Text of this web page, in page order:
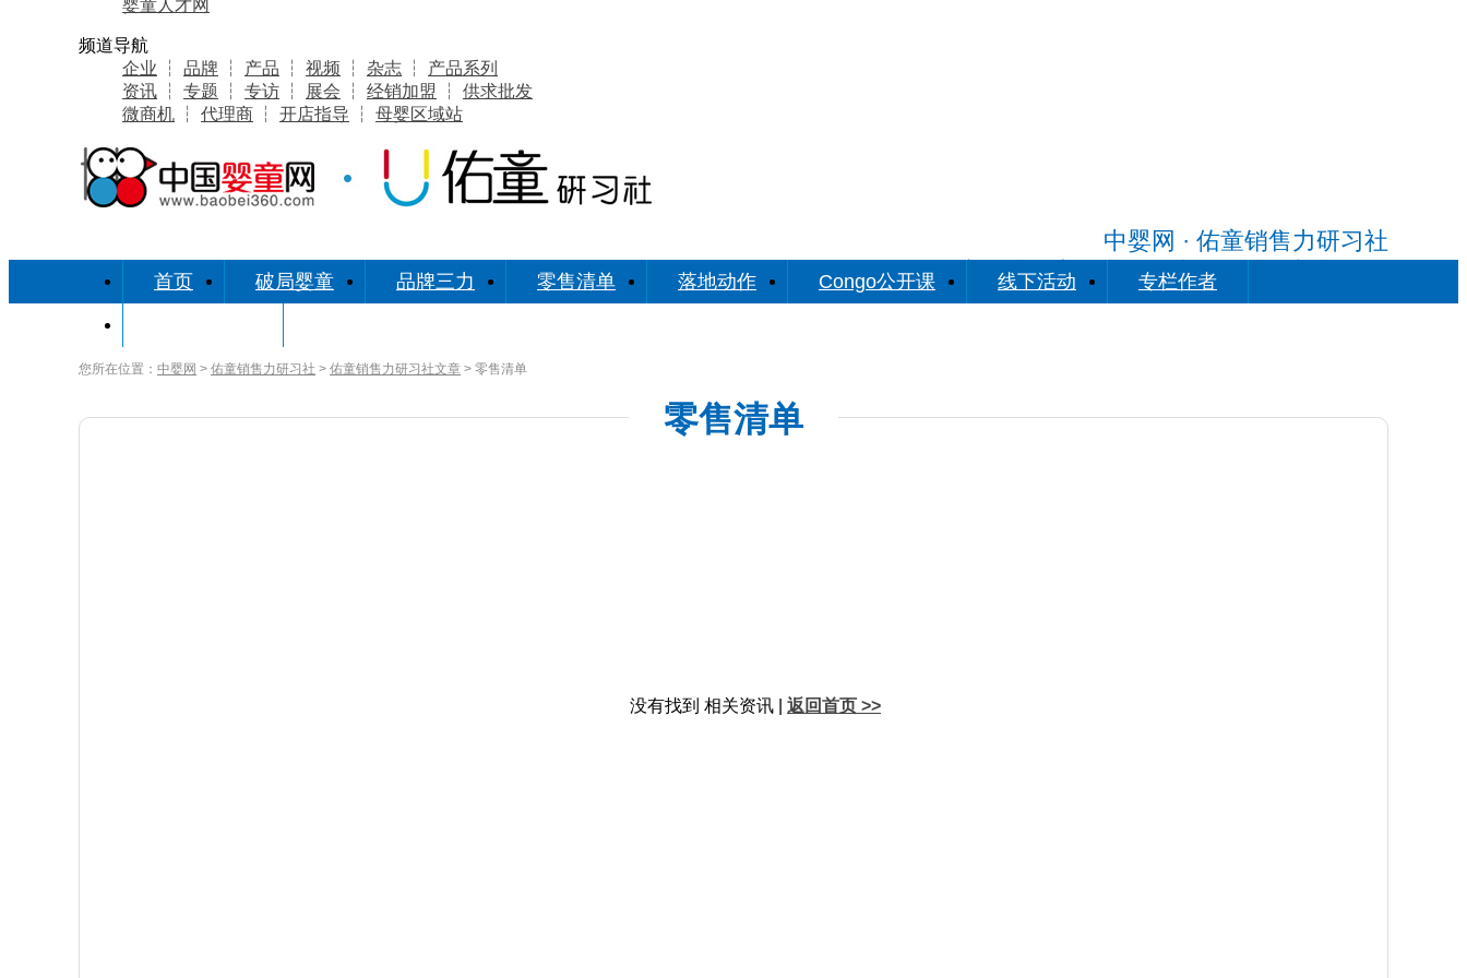
婴童人才网
频道导航
企业 ┆ 品牌 ┆ 产品 ┆ 视频 ┆ 杂志 ┆ 产品系列
资讯 ┆ 专题 ┆ 专访 ┆ 展会 ┆ 经销加盟 ┆ 供求批发
微商机 ┆ 代理商 ┆ 开店指导 ┆ 母婴区域站
中婴网 · 佑童销售力研习社
帮你深度解读婴童企业销售力的构建框架与动作
首页 破局婴童 品牌三力 零售清单 落地动作 Congo公开课 线下活动
专栏作者
您所在位置： 中婴网 > 佑童销售力研习社 > 佑童销售力研习社文章 > 零售清单
零售清单
没有找到 相关资讯 | 返回首页 >>